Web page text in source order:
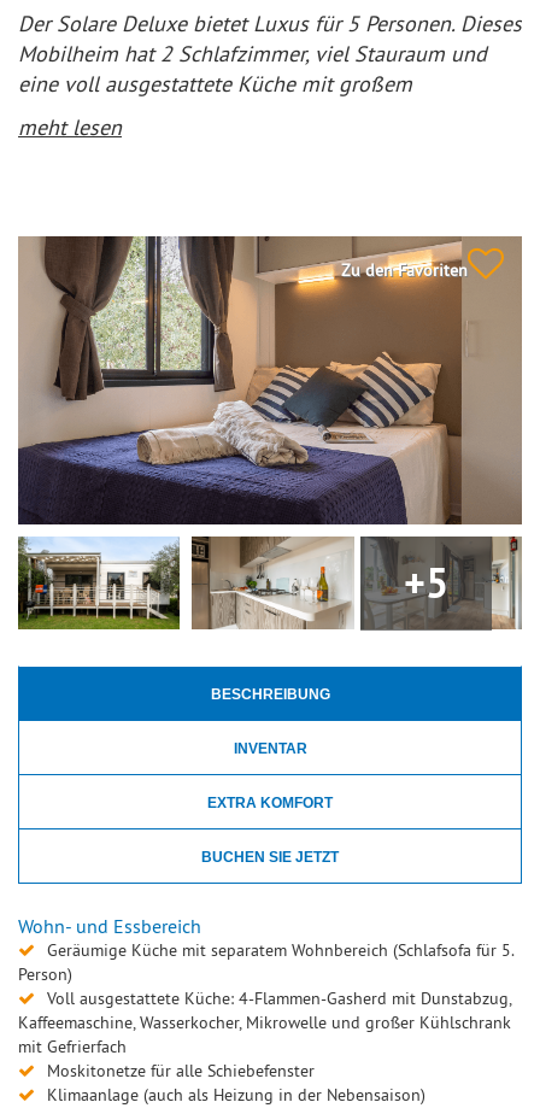
Der Solare Deluxe bietet Luxus für 5 Personen. Dieses
Mobilheim hat 2 Schlafzimmer, viel Stauraum und
eine voll ausgestattete Küche mit großem
Kühlschrank und 4-Flammen-Gasherd. An der
Vorderseite befindet sich eine Holzterrasse mit
meht lesen
Zu den Favoriten
+5
BESCHREIBUNG
INVENTAR
EXTRA KOMFORT
BUCHEN SIE JETZT
Wohn- und Essbereich
Geräumige Küche mit separatem Wohnbereich (Schlafsofa für 5.
Person)
Voll ausgestattete Küche: 4-Flammen-Gasherd mit Dunstabzug,
Kaffeemaschine, Wasserkocher, Mikrowelle und großer Kühlschrank
mit Gefrierfach
Moskitonetze für alle Schiebefenster
Klimaanlage (auch als Heizung in der Nebensaison)